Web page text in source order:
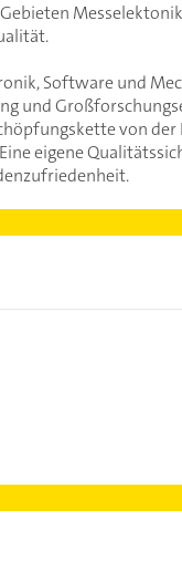
Software und
und
von
eigene